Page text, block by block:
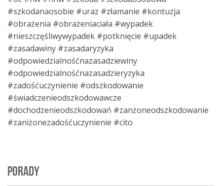
#szkodanaosobie #uraz #złamanie #kontuzja
#obrażenia #obrażeniaciała #wypadek
#nieszczęśliwywypadek #potknięcie #upadek
#zasadawiny #zasadaryzyka
#odpowiedzialnośćnazasadziewiny
#odpowiedzialnośćnazasadzieryzyka
#zadośćuczynienie #odszkodowanie
#świadczenieodszkodowawcze
#dochodzenieodszkodowań #zanżoneodszkodowanie
#zaniżonezadośćuczynienie #cito
PORADY